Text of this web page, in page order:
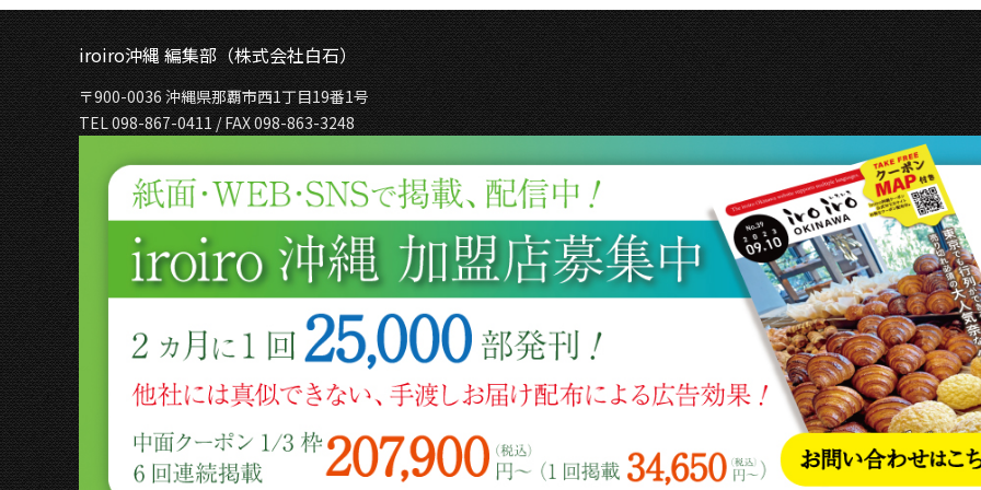
iroiro沖縄 編集部（株式会社白石）
〒900-0036 沖縄県那覇市西1丁目19番1号
TEL 098-867-0411 / FAX 098-863-3248